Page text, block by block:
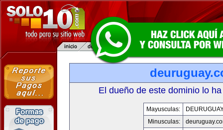
El dueño de este dominio lo
Mayusculas:
Minusculas: